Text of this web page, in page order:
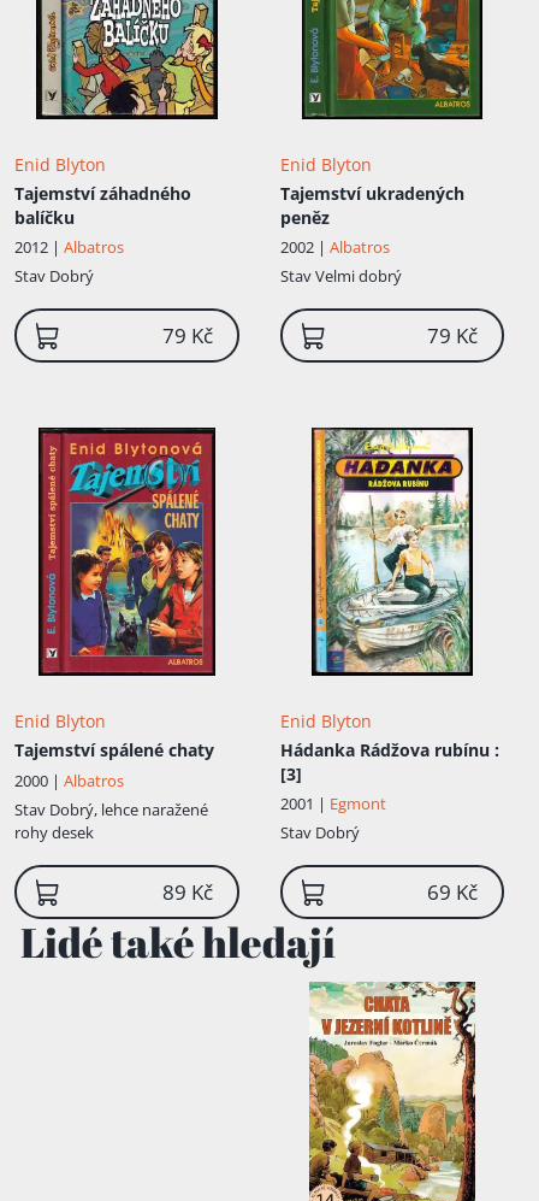
Enid Blyton
Tajemství záhadného
balíčku
2012 | Albatros
Stav Dobrý
79 Kč
Enid Blyton
Tajemství ukradených
peněz
2002 | Albatros
StavVelmi dobrý
79 Kč
Enid Blyton
Tajemství spálené chaty
2000 | Albatros
Stav Dobrý, lehce naražené
rohy desek
89 Kč
Enid Blyton
Hádanka Rádžova rubínu :
[3]
2001 | Egmont
Stav Dobrý
69 Kč
Lidé také hledají